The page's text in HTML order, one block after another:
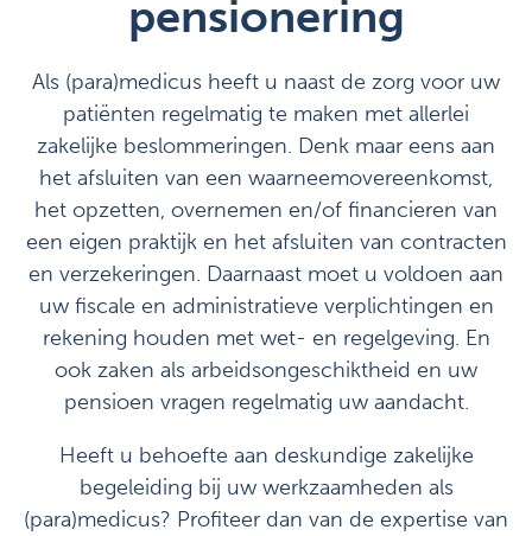
pensionering
Als (para)medicus heeft u naast de zorg voor uw
patiënten regelmatig te maken met allerlei
zakelijke beslommeringen. Denk maar eens aan
het afsluiten van een waarneemovereenkomst,
het opzetten, overnemen en/of financieren van
een eigen praktijk en het afsluiten van contracten
en verzekeringen. Daarnaast moet u voldoen aan
uw fiscale en administratieve verplichtingen en
rekening houden met wet- en regelgeving. En
ook zaken als arbeidsongeschiktheid en uw
pensioen vragen regelmatig uw aandacht.
Heeft u behoefte aan deskundige zakelijke
begeleiding bij uw werkzaamheden als
(para)medicus? Profiteer dan van de expertise van